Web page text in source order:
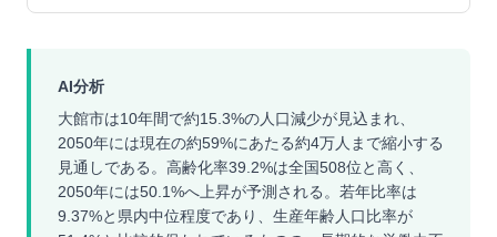
AI分析
大館市は10年間で約15.3%の人口減少が見込まれ、
2050年には現在の約59%にあたる約4万人まで縮小する
見通しである。高齢化率39.2%は全国508位と高く、
2050年には50.1%へ上昇が予測される。若年比率は
9.37%と県内中位程度であり、生産年齢人口比率が